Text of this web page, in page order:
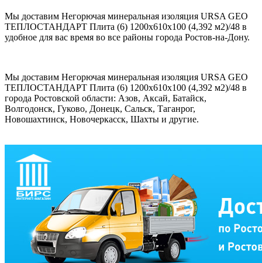
Мы доставим Негорючая минеральная изоляция URSA GEO
ТЕПЛОСТАНДАРТ Плита (6) 1200х610х100 (4,392 м2)/48 в
удобное для вас время во все районы города Ростов-на-Дону.
Мы доставим Негорючая минеральная изоляция URSA GEO
ТЕПЛОСТАНДАРТ Плита (6) 1200х610х100 (4,392 м2)/48 в
города Ростовской области: Азов, Аксай, Батайск,
Волгодонск, Гуково, Донецк, Сальск, Таганрог,
Новошахтинск, Новочеркасск, Шахты и другие.